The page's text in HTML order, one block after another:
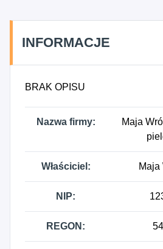
INFORMACJE
BRAK OPISU
Nazwa firmy:
Maja
Właściciel: Maja
NIP:
REGON: